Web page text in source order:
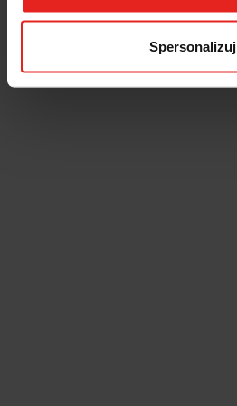
Spersonalizuj